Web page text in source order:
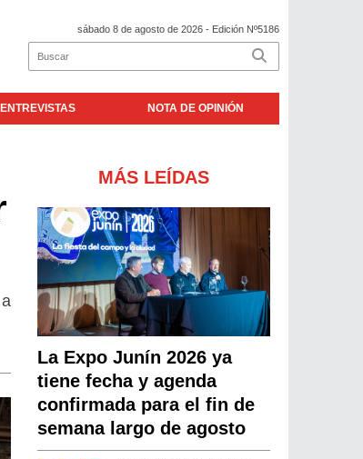
sábado 8 de agosto de 2026 - Edición Nº5186
ENTREVISTAS NOTA DE OPINIÓN
MÁS LEÍDAS
La Expo Junín 2026 ya
tiene fecha y agenda
confirmada para el fin de
semana largo de agosto